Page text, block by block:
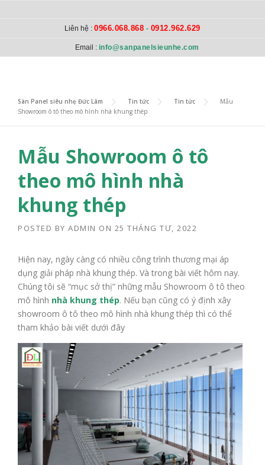
Liên hệ :0966.068.868 - 0912.962.629
Email : info@sanpanelsieunhe.com
Sàn Panel siêu nhẹ Đức Lâm > Tin tức > Tin tức >
Mẫu
Showroom ô tô theo mô hình nhà khung thép
Mẫu Showroom ô tô
theo mô hình nhà
khung thép
POSTED BY ADMIN ON 25 THÁNG TƯ, 2022
Hiện nay, ngày càng có nhiều công trình thương mại áp
dụng giải pháp nhà khung thép. Và trong bài viết hôm nay.
Chúng tôi sẽ “mục sở thị” những mẫu Showroom ô tô theo
mô hình nhà khung thép. Nếu bạn cũng có ý định xây
showroom ô tô theo mô hình nhà khung thép thì có thể
tham khảo bài viết dưới đây